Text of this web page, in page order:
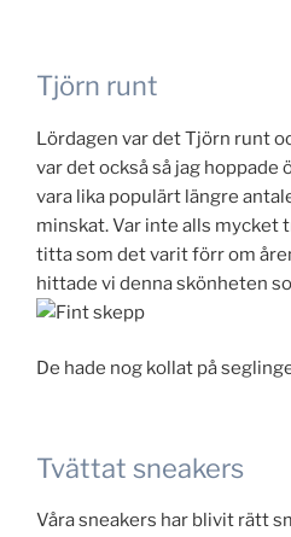
Tjörn runt
Lördagen var det Tjörn runt
var det också så jag
vara lika populärt längre
minskat. Var inte alls mycket
titta som det varit förr om
hittade vi denna skönheten
De hade nog kollat på
Tvättat sneakers
Våra sneakers har blivit rätt